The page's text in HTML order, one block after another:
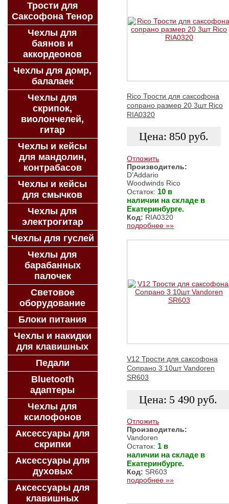
Rico Трости для саксофона
сопрано размер 20 3шт Rico
RIA0320
Цена: 850 руб.
Отложить
Производитель:
D'Addario
Woodwinds Rico
Остаток: 10 в
наличии на складе в
Екатеринбурге.
Код: RIA0320
подробнее »»
V12 Трости для саксофона
Сопрано 3 10шт Vandoren
SR603
Цена: 5 490 руб.
Отложить
Производитель:
Vandoren
Остаток: 1 в
наличии на складе в
Екатеринбурге.
Код: SR603
подробнее »»
Трости для
Саксофона Тенор
Чехлы для
баянов и
аккордеонов
Чехлы для домр,
балалаек
Чехлы для
скрипок,
виолончелей,
гитар
Чехлы и кейсы
для мандолин,
контрабасов
Чехлы и кейсы
для смычков
Чехлы для
электрогитар
Чехлы для гуслей
Чехлы для
барабанных
палочек
Световое
оборудование
Блоки питания
Чехлы и накидки
для клавишных
Педали
Bluetooth
адаптеры
Чехлы для
ксилофонов
Аксессуары для
скрипки
Аксессуары для
духовых
Аксессуары для
клавишных